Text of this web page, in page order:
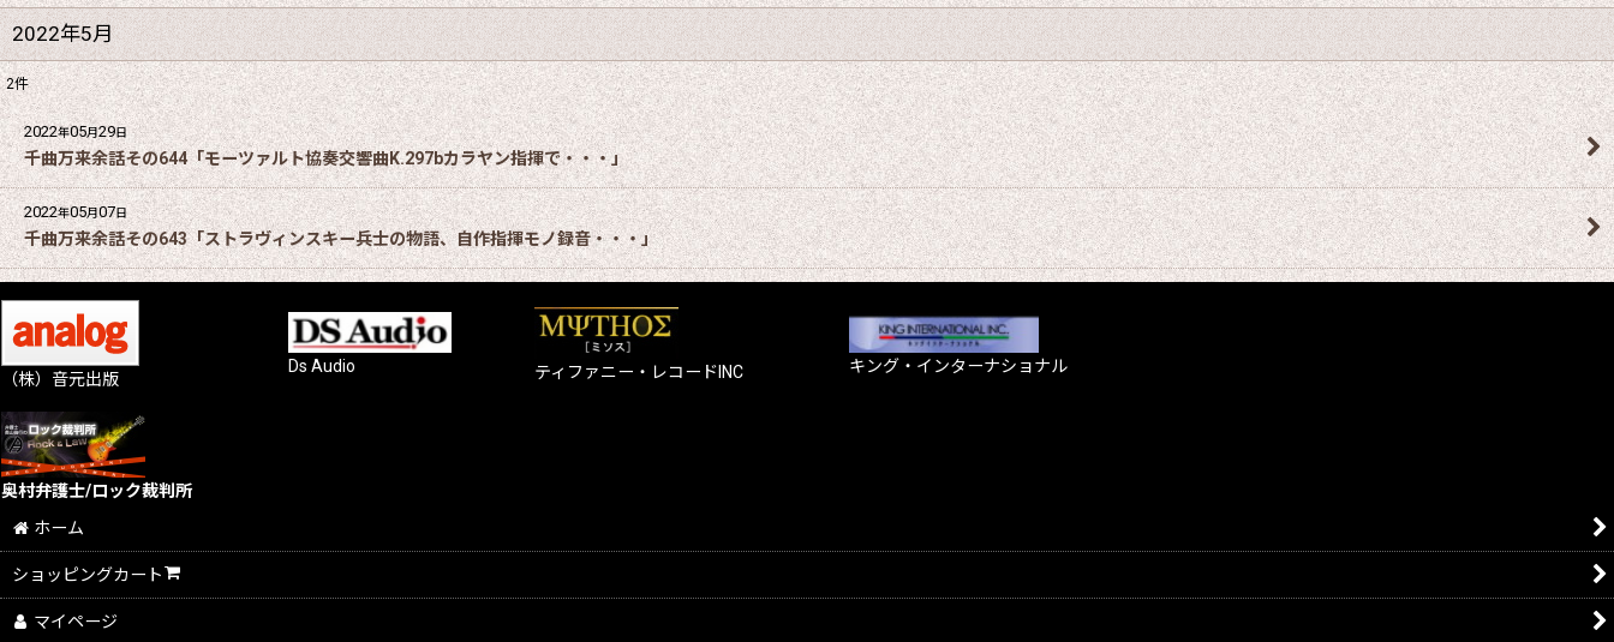
2022年5月
2件
2022年05月29日
千曲万来余話その644「モーツァルト協奏交響曲K.297bカラヤン指揮で・・・」
2022年05月07日
千曲万来余話その643「ストラヴィンスキー兵士の物語、自作指揮モノ録音・・・」
（株）音元出版
Ds Audio ティファニー・レコードINC キング・インターナショナル
奥村弁護士/ロック裁判所
ホーム
ショッピングカート
マイページ